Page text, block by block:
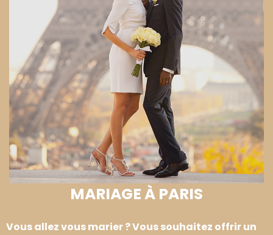
MARIAGE À PARIS
Vous allez vous marier ? Vous souhaitez offrir un